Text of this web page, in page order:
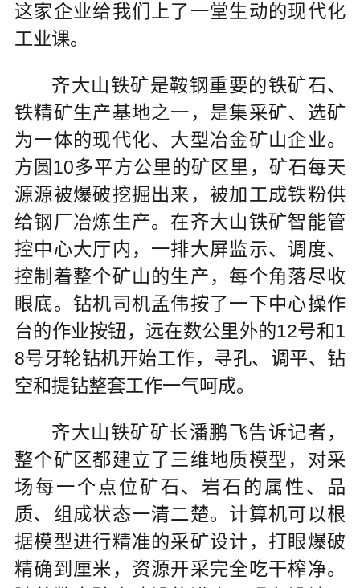
这家企业给我们上了一堂生动的现代化
工业课。
齐大山铁矿是鞍钢重要的铁矿石、
铁精矿生产基地之一，是集采矿、选矿
为一体的现代化、大型冶金矿山企业。
方圆10多平方公里的矿区里，矿石每天
源源被爆破挖掘出来，被加工成铁粉供
给钢厂冶炼生产。在齐大山铁矿智能管
控中心大厅内，一排大屏监示、调度、
控制着整个矿山的生产，每个角落尽收
眼底。钻机司机孟伟按了一下中心操作
台的作业按钮，远在数公里外的12号和1
8号牙轮钻机开始工作，寻孔、调平、钻
空和提钻整套工作一气呵成。
齐大山铁矿矿长潘鹏飞告诉记者，
整个矿区都建立了三维地质模型，对采
场每一个点位矿石、岩石的属性、品
质、组成状态一清二楚。计算机可以根
据模型进行精准的采矿设计，打眼爆破
精确到厘米，资源开采完全吃干榨净。